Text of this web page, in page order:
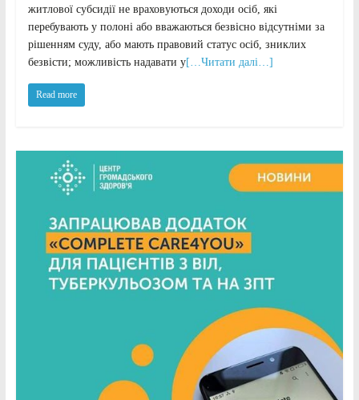
житлової субсидії не враховуються доходи осіб, які
перебувають у полоні або вважаються безвісно відсутніми за
рішенням суду, або мають правовий статус осіб, зниклих
безвісти; можливість надавати у[…Читати далі…]
Read more